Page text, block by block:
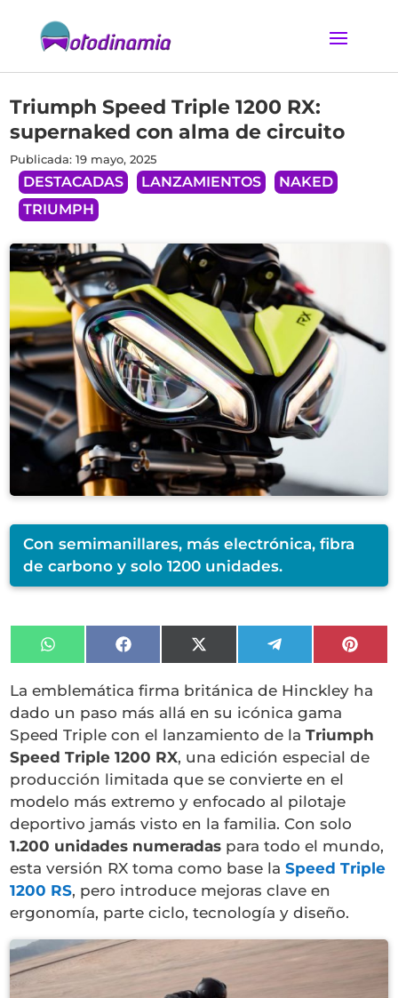
Triumph Speed Triple 1200 RX:
supernaked con alma de circuito
Publicada: 19 mayo, 2025
DESTACADAS LANZAMIENTOS
NAKED
TRIUMPH
Con semimanillares, más electrónica, fibra
de carbono y solo 1200 unidades.
Compartir
en
WhatsApp
Compartir
en
Facebook
Compartir
en
X
(Twitter)
Compartir
en
Telegram
en
La emblemática firma británica de Hinckley ha
dado un paso más allá en su icónica gama
Speed Triple con el lanzamiento de laTriumph
Speed Triple 1200 RX, una edición especial de
producción limitada que se convierte en el
modelo más extremo y enfocado al pilotaje
deportivo jamás visto en la familia. Con solo
1.200 unidades numeradas para todo el mundo,
esta versión RX toma como base laSpeed Triple
1200 RS, pero introduce mejoras clave en
ergonomía, parte ciclo, tecnología y diseño.